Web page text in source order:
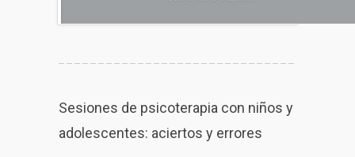
Sesiones de psicoterapia con niños y
adolescentes: aciertos y errores